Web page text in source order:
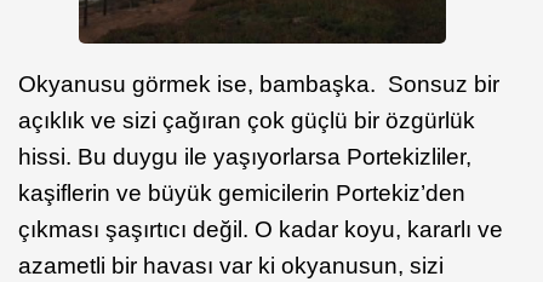
Okyanusu görmek ise, bambaşka. Sonsuz bir
açıklık ve sizi çağıran çok güçlü bir özgürlük
hissi. Bu duygu ile yaşıyorlarsa Portekizliler,
kaşiflerin ve büyük gemicilerin Portekiz’den
çıkması şaşırtıcı değil. O kadar koyu, kararlı ve
azametli bir havası var ki okyanusun, sizi